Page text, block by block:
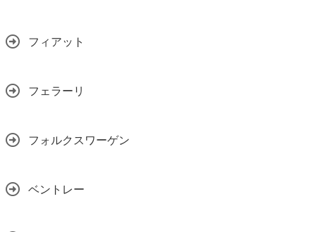
フィアット
フェラーリ
フォルクスワーゲン
ベントレー